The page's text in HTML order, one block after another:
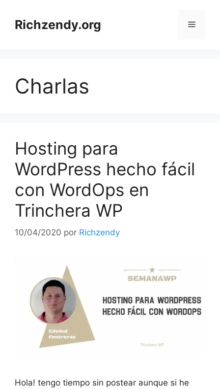
contenido
Richzendy.org Menú
Charlas
Hosting para
WordPress hecho fácil
con WordOps en
Trinchera WP
10/04/2020 por Richzendy
Hola! tengo tiempo sin postear aunque si he